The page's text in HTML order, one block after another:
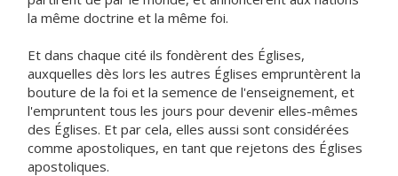
la même doctrine et la même foi.
Et dans chaque cité ils fondèrent des Églises,
auxquelles dès lors les autres Églises empruntèrent la
bouture de la foi et la semence de l'enseignement, et
l'empruntent tous les jours pour devenir elles-mêmes
des Églises. Et par cela, elles aussi sont considérées
comme apostoliques, en tant que rejetons des Églises
apostoliques.